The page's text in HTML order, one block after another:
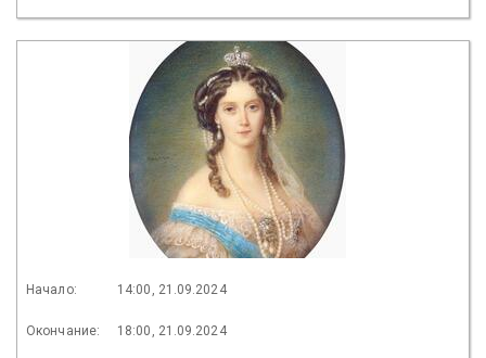
Начало: 14:00, 21.09.2024
Окончание: 18:00, 21.09.2024